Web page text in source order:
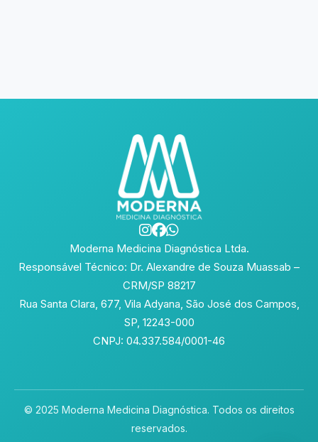
Moderna Medicina Diagnóstica Ltda.
Responsável Técnico: Dr. Alexandre de Souza Muassab –
CRM/SP 88217
Rua Santa Clara, 677, Vila Adyana, São José dos Campos,
SP, 12243-000
CNPJ: 04.337.584/0001-46
© 2025 Moderna Medicina Diagnóstica. Todos os direitos
reservados.